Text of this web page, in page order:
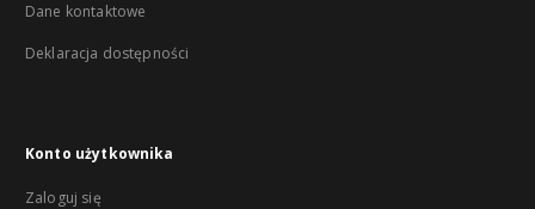
Dane kontaktowe
Deklaracja dostępności
Konto użytkownika
Zaloguj się